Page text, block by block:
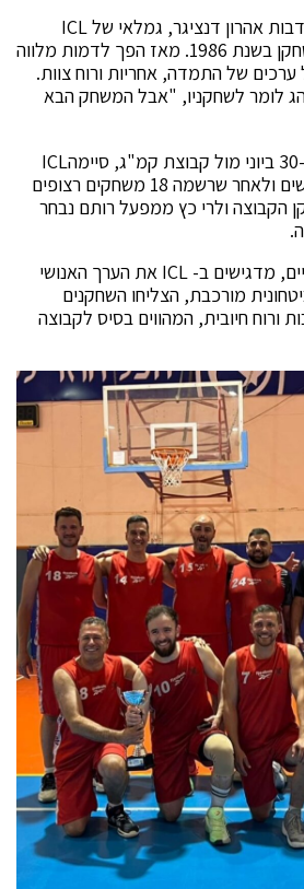
את הקבוצה מאמן בהתנדבות אהרון דנציגר, גמלאי של ICL
רותם, שהצטרף אליה כשחקן בשנת 1986. מאז הפך לדמות מלווה
ערכים של התמדה, אחריות ורוח צוות.
לומר לשחקניו, "אבל המשחק הבא
במשחק הגמר, שנערך ב-30 ביוני מול קבוצת קמ"ג, סיימהICL
את העונה עם ניצחון מרשים ולאחר שרשמה 18 משחקים רצופים
הקבוצה ולרי כץ ממפעל רותם נבחר
לצד ההישגים הספורטיביים, מדגישים ב- ICL את הערך האנושי
מורכבת, הצליחו השחקנים
ורוח חיובית, המהווים בסיס לקבוצה